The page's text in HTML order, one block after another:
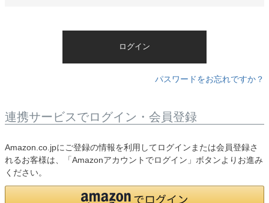
ログイン
パスワードをお忘れですか？
連携サービスでログイン・会員登録
Amazon.co.jpにご登録の情報を利用してログインまたは会員登録さ
れるお客様は、「Amazonアカウントでログイン」ボタンよりお進み
ください。